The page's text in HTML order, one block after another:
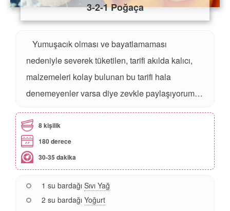
3-2-1 Poğaça
Yumuşacık olması ve bayatlamaması
nedeniyle severek tüketilen, tarifi akılda kalıcı,
malzemeleri kolay bulunan bu tarifi hala
denemeyenler varsa diye zevkle paylaşıyorum…
8 kişilik
180 derece
30-35 dakika
1 su bardağı Sıvı Yağ
2 su bardağı Yoğurt